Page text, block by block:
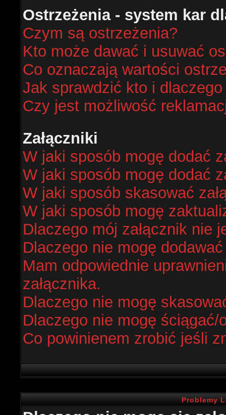
Ostrzeżenia - system kar
Czym są ostrzeżenia?
Kto może dawać i usuwać
Co oznaczają wartości
Jak sprawdzić kto i dlaczego
Czy jest możliwość
Załączniki
W jaki sposób mogę dodać
W jaki sposób mogę dodać
W jaki sposób skasować
W jaki sposób mogę
Dlaczego mój załącznik nie
Dlaczego nie mogę dodawać
Mam odpowiednie
załącznika.
Dlaczego nie mogę
Dlaczego nie mogę ściągać/
Co powinienem zrobić jeśli
Problemy